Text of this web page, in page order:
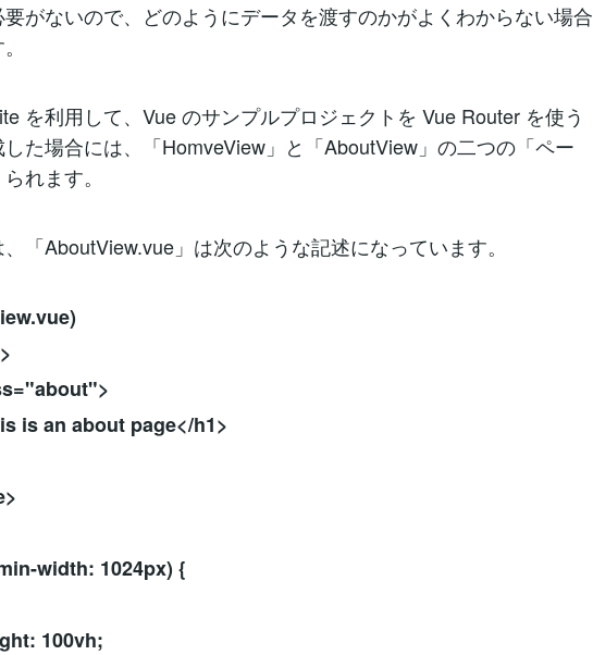
がないので、どのようにデータを渡すのかがよくわからない場合
を利用して、Vue のサンプルプロジェクトを Vue Router を使う
た場合には、「HomveView」と「AboutView」の二つの「ペー
れます。
「AboutView.vue」は次のような記述になっています。
is an about page</h1>
width: 1024px) {
100vh;